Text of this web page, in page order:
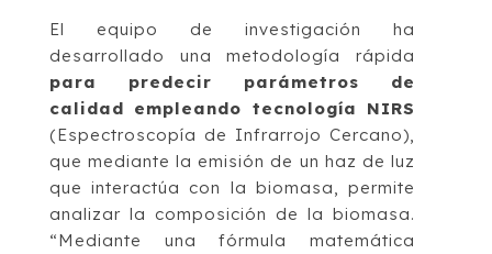
El equipo de investigación ha
desarrollado una metodología rápida
para predecir parámetros de
calidad empleando tecnología NIRS
(Espectroscopía de Infrarrojo Cercano),
que mediante la emisión de un haz de luz
que interactúa con la biomasa, permite
analizar la composición de la biomasa.
“Mediante una fórmula matemática